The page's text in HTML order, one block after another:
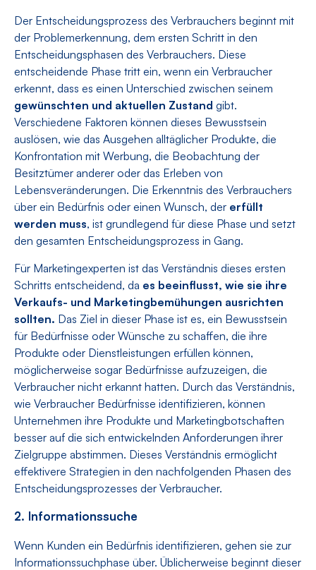
Der Entscheidungsprozess des Verbrauchers beginnt mit
der Problemerkennung, dem ersten Schritt in den
Entscheidungsphasen des Verbrauchers. Diese
entscheidende Phase tritt ein, wenn ein Verbraucher
erkennt, dass es einen Unterschied zwischen seinem
gewünschten und aktuellen Zustand gibt.
Verschiedene Faktoren können dieses Bewusstsein
auslösen, wie das Ausgehen alltäglicher Produkte, die
Konfrontation mit Werbung, die Beobachtung der
Besitztümer anderer oder das Erleben von
Lebensveränderungen. Die Erkenntnis des Verbrauchers
über ein Bedürfnis oder einen Wunsch, der erfüllt
werden muss, ist grundlegend für diese Phase und setzt
den gesamten Entscheidungsprozess in Gang.
Für Marketingexperten ist das Verständnis dieses ersten
Schritts entscheidend, da es beeinflusst, wie sie ihre
Verkaufs- und Marketingbemühungen ausrichten
sollten. Das Ziel in dieser Phase ist es, ein Bewusstsein
für Bedürfnisse oder Wünsche zu schaffen, die ihre
Produkte oder Dienstleistungen erfüllen können,
möglicherweise sogar Bedürfnisse aufzuzeigen, die
Verbraucher nicht erkannt hatten. Durch das Verständnis,
wie Verbraucher Bedürfnisse identifizieren, können
Unternehmen ihre Produkte und Marketingbotschaften
besser auf die sich entwickelnden Anforderungen ihrer
Zielgruppe abstimmen. Dieses Verständnis ermöglicht
effektivere Strategien in den nachfolgenden Phasen des
Entscheidungsprozesses der Verbraucher.
2. Informationssuche
Wenn Kunden ein Bedürfnis identifizieren, gehen sie zur
Informationssuchphase über. Üblicherweise beginnt dieser